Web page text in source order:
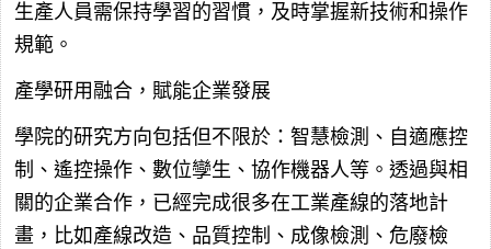
生產人員需保持學習的習慣，及時掌握新技術和操作
規範。
產學研用融合，賦能企業發展
學院的研究方向包括但不限於：智慧檢測、自適應控
制、遙控操作、數位孿生、協作機器人等。透過與相
關的企業合作，已經完成很多在工業產線的落地計
畫，比如產線改造、品質控制、成像檢測、危廢檢